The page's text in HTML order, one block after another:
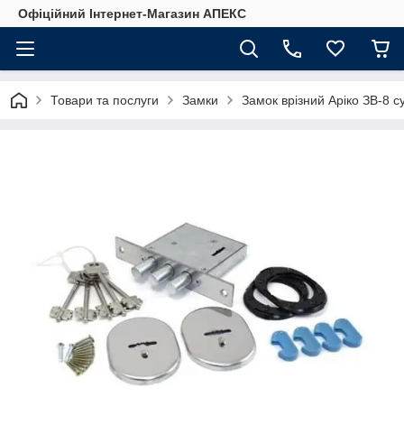
Офіційний Інтернет-Магазин АПЕКС
Товари та послуги Замки Замок врізний Аріко ЗВ-8